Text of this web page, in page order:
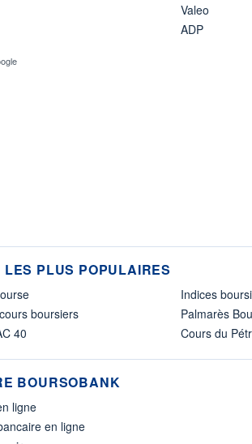
Valeo
ADP
LES PLUS POPULAIRES
boursiers
40
Indices
Palmarès
Cours du
BOURSOBANK
ligne
en ligne